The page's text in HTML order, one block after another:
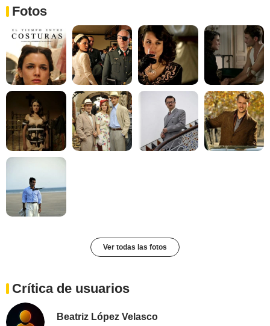
Fotos
Ver todas las fotos
Crítica de usuarios
Beatriz López Velasco